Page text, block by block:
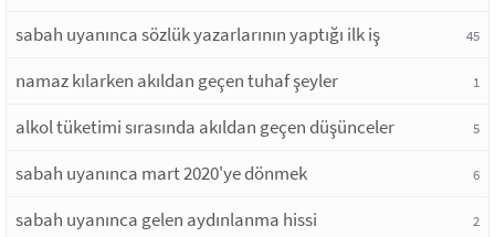
sabah uyanınca sözlük yazarlarının yaptığı ilk iş 45
namaz kılarken akıldan geçen tuhaf şeyler 1
alkol tüketimi sırasında akıldan geçen düşünceler 5
sabah uyanınca mart 2020'ye dönmek 6
sabah uyanınca gelen aydınlanma hissi 2